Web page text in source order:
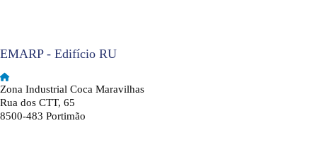
EMARP - Edifício RU
Zona Industrial Coca Maravilhas
Rua dos CTT, 65
8500-483 Portimão